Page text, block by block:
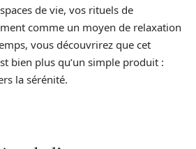
de vie, vos rituels de
comme un moyen de relaxation
vous découvrirez que cet
bien plus qu’un simple produit :
la sérénité.